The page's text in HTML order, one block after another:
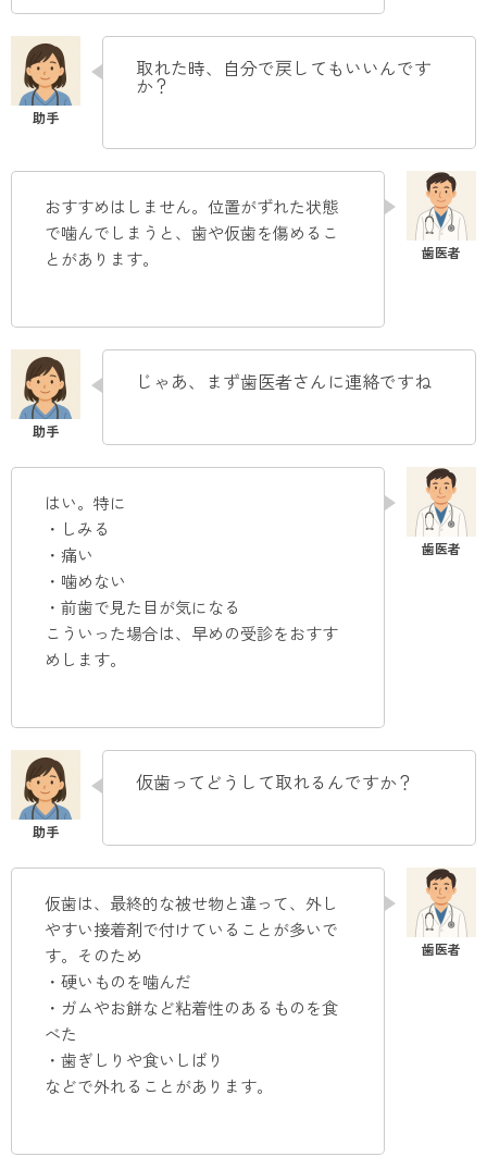
取れた時、自分で戻してもいいんです
か？
おすすめはしません。位置がずれた状態
で噛んでしまうと、歯や仮歯を傷めるこ
とがあります。
じゃあ、まず歯医者さんに連絡ですね
はい。特に
・しみる
・痛い
・噛めない
・前歯で見た目が気になる
こういった場合は、早めの受診をおすす
めします。
仮歯ってどうして取れるんですか？
仮歯は、最終的な被せ物と違って、外し
やすい接着剤で付けていることが多いで
す。そのため
・硬いものを噛んだ
・ガムやお餅など粘着性のあるものを食
べた
・歯ぎしりや食いしばり
などで外れることがあります。